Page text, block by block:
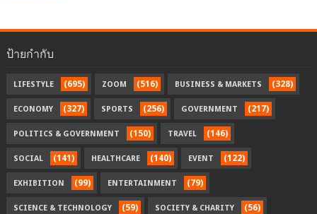
ป้ายกำกับ
LIFESTYLE (695) ZOOM (516) BUSINESS & MARKETS (328)
ECONOMY (327) SPORTS (256) GOVERNMENT (217)
POLITICS & GOVERNMENT (150) TRAVEL (146)
SOCIAL (141) HEALTHCARE (140) EVENT (122)
EXHIBITION (99) ENTERTAINMENT (79)
SCIENCE & TECHNOLOGY (59) SOCIETY & CHARITY (56)